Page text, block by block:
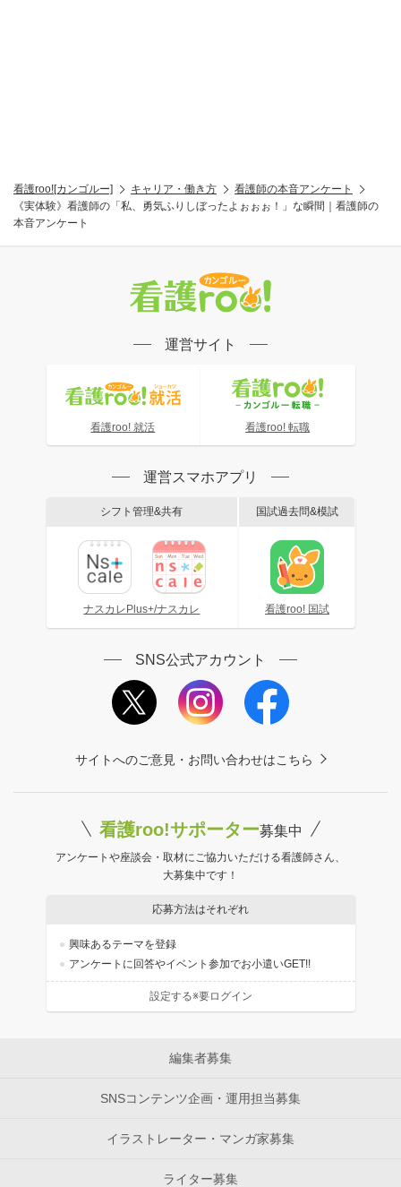
看護roo![カンゴルー] キャリア・働き方
看護師の本音アンケート
《実体験》看護師の「私、勇気ふりしぼったよぉぉぉ！」な瞬間｜看護師の
本音アンケート
運営サイト
看護roo! 就活 看護roo! 転職
運営スマホアプリ
シフト管理&共有
ナスカレPlus+/ナスカレ
国試過去問&模試
看護roo! 国試
SNS公式アカウント
サイトへのご意見・お問い合わせはこちら
看護roo!サポーター募集中
アンケートや座談会・取材にご協力いただける看護師さん、
大募集中です！
応募方法はそれぞれ
興味あるテーマを登録
アンケートに回答やイベント参加でお小遣いGET!!
設定する※要ログイン
編集者募集
SNSコンテンツ企画・運用担当募集
イラストレーター・マンガ家募集
ライター募集